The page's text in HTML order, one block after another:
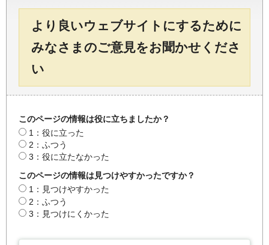
より良いウェブサイトにするために
みなさまのご意見をお聞かせくださ
い
このページの情報は役に立ちましたか？
1：役に立った
2：ふつう
3：役に立たなかった
このページの情報は見つけやすかったですか？
1：見つけやすかった
2：ふつう
3：見つけにくかった